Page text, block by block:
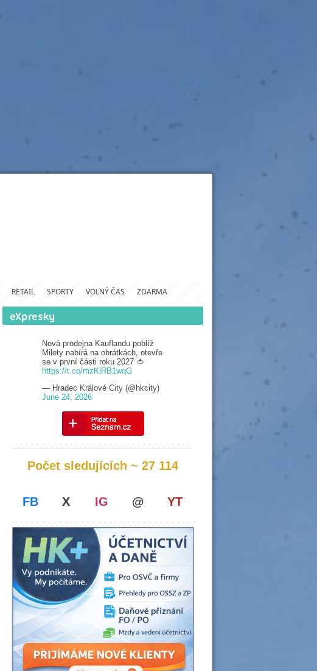
RETAIL SPORTY VOLNÝ ČAS ZDARMA
Nová prodejna Kauflandu poblíž
Milety nabírá na obrátkách, otevře
se v první části roku 2027 🍅
https://t.co/mzKlRB1wqG
— Hradec Králové City (@hkcity)
June 24, 2026
Počet sledujících ~ 27 114
FB X IG @ YT